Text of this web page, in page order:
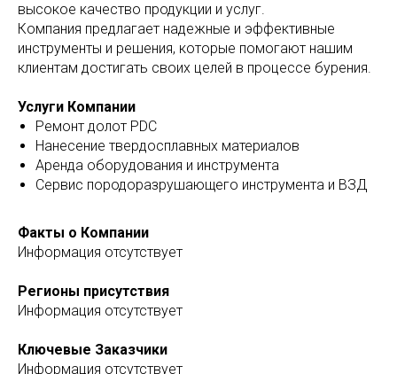
высокое качество продукции и услуг.
Компания предлагает надежные и эффективные
инструменты и решения, которые помогают нашим
клиентам достигать своих целей в процессе бурения.
Услуги Компании
Ремонт долот PDC
Нанесение твердосплавных материалов
Аренда оборудования и инструмента
Сервис породоразрушающего инструмента и ВЗД
Факты о Компании
Информация отсутствует
Регионы присутствия
Информация отсутствует
Ключевые Заказчики
Информация отсутствует